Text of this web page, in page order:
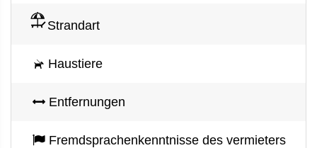
Strandart
Haustiere
Entfernungen
Fremdsprachenkenntnisse des vermieters